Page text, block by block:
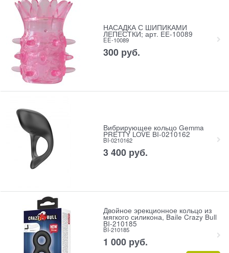
НАСАДКА С ШИПИКАМИ
ЛЕПЕСТКИ; арт. EE-10089
EE-10089
300 руб.
Вибрирующее кольцо Gemma
PRETTY LOVE BI-0210162
BI-0210162
3 400 руб.
Двойное эрекционное кольцо из
мягкого силикона, Baile Crazy Bull
BI-210185
BI-210185
1 000 руб.